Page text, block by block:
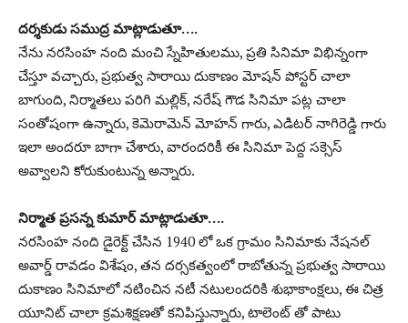
దర్శకుడు సముద్ర మాట్లాడుతూ….
నేను నరసింహ నంది మంచి స్నేహితులము, ప్రతి సినిమా విభిన్నంగా
చేస్తూ వచ్చారు, ప్రభుత్వ సారాయి దుకాణం మోషన్ పోస్టర్ చాలా
బాగుంది, నిర్మాతలు పరిగి మల్లిక్, నరేష్ గౌడ సినిమా పట్ల చాలా
సంతోషంగా ఉన్నారు, కెమెరామెన్ మోహన్ గారు, ఎడిటర్ నాగిరెడ్డి గారు
ఇలా అందరూ బాగా చేశారు, వారందరికీ ఈ సినిమా పెద్ద సక్సెస్
అవ్వాలని కోరుకుంటున్న అన్నారు.
నిర్మాత ప్రసన్న కుమార్ మాట్లాడుతూ….
నరసింహ నంది డైరెక్ట్ చేసిన 1940 లో ఒక గ్రామం సినిమాకు నేషనల్
అవార్డ్ రావడం విశేషం, తన దర్సకత్వంలో రాబోతున్న ప్రభుత్వ సారాయి
దుకాణం సినిమాలో నటించిన నటీ నటులందరికి శుభాకాంక్షలు, ఈ చిత్ర
యూనిట్ చాలా క్రమశిక్షణతో కనిపిస్తున్నారు, టాలెంట్ తో పాటు